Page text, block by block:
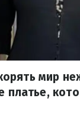
мир
платье,